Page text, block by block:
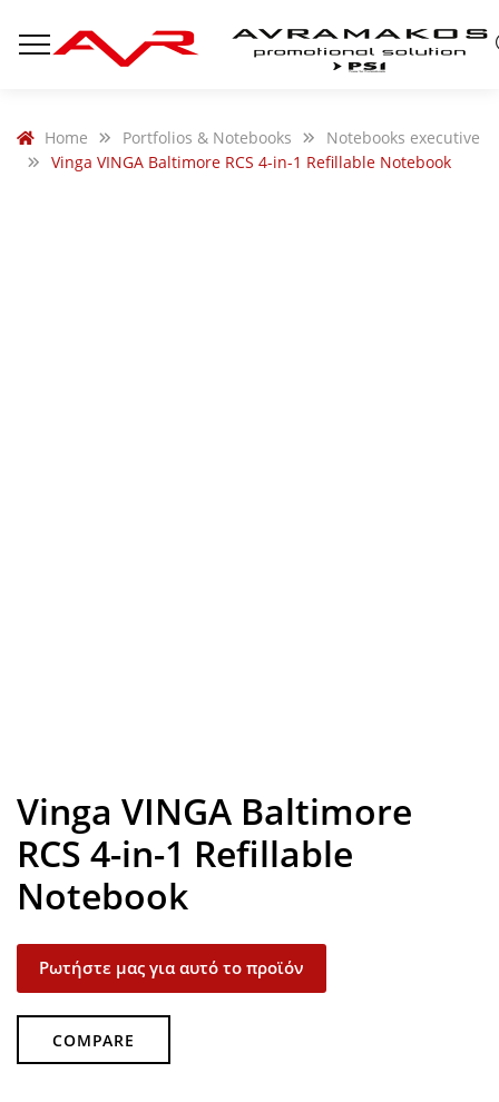
Home Portfolios & Notebooks
Notebooks executive
Vinga VINGA Baltimore RCS 4-in-1 Refillable Notebook
Vinga VINGA Baltimore
RCS 4-in-1 Refillable
Notebook
Ρωτήστε μας για αυτό το προϊόν
COMPARE